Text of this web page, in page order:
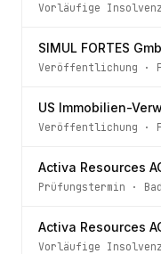
Vorläufige
SIMUL FORTES
Veröffentlichung ·
US Immobilien-
Veröffentlichung ·
Activa Resources
Prüfungstermin ·
Activa Resources
Vorläufige